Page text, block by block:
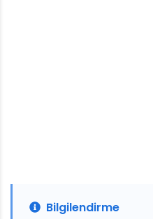
Bilgilendirme